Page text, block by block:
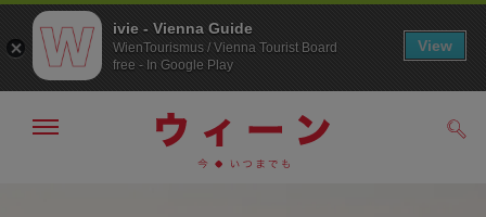
メ
ivie - Vienna Guide
WienTourismus / Vienna Tourist Board
free - In Google Play
View